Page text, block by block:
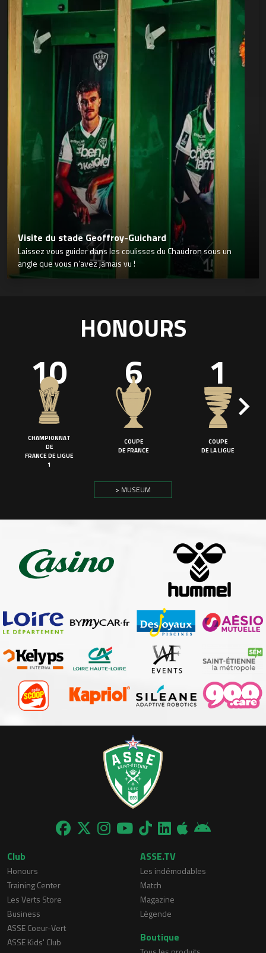
Visite du stade Geoffroy-Guichard
Laissez vous guider dans les coulisses du Chaudron sous un
angle que vous n’avez jamais vu !
HONOURS
10
CHAMPIONNAT
DE
FRANCE DE LIGUE
1
6
COUPE
DE FRANCE
1
COUPE
DE LA LIGUE
> MUSEUM
Club
Honours
Training Center
Les Verts Store
Business
ASSE Coeur-Vert
ASSE Kids' Club
ASSE.TV
Les indémodables
Match
Magazine
Légende
Boutique